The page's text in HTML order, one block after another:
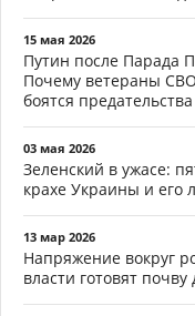
15 мая 2026
Путин после Парада
Почему ветераны
боятся предательства
03 мая 2026
Зеленский в ужасе:
крахе Украины и его
13 мар 2026
Напряжение вокруг
власти готовят